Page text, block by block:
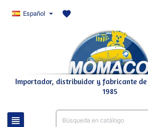
Español favorite
Importador, distribuidor y fabricante de
1985
